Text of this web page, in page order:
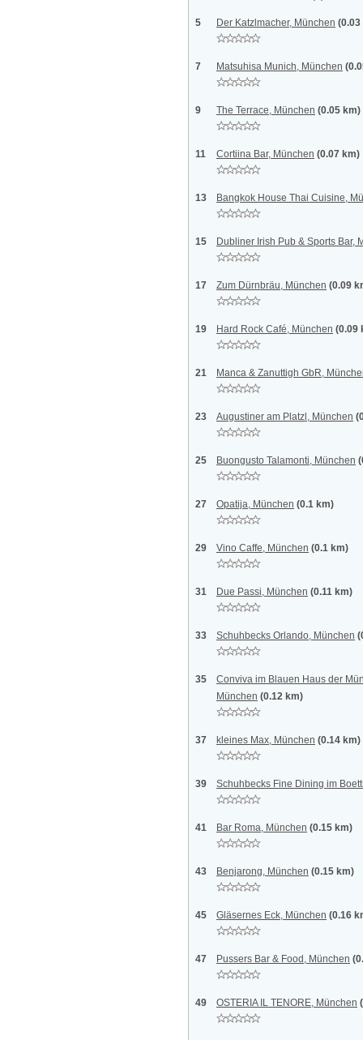
5 Der Katzlmacher, München
7 Matsuhisa Munich, München
9 The Terrace, München (0.05 km)
11 Cortiina Bar, München (0.07 km)
13 Bangkok House Thai Cuisine,
15 Dubliner Irish Pub & Sports Bar,
17 Zum Dürnbräu, München (0.09
19 Hard Rock Café, München (0.09
21 Manca & Zanuttigh GbR,
23 Augustiner am Platzl, München
25 Buongusto Talamonti, München
27 Opatija, München (0.1 km)
29 Vino Caffe, München (0.1 km)
31 Due Passi, München (0.11 km)
33 Schuhbecks Orlando, München
35
Conviva im Blauen Haus der
München (0.12 km)
37 kleines Max, München (0.14 km)
39 Schuhbecks Fine Dining im
41 Bar Roma, München (0.15 km)
43 Benjarong, München (0.15 km)
45 Gläsernes Eck, München (0.16
47 Pussers Bar & Food, München
49 OSTERIA IL TENORE, München